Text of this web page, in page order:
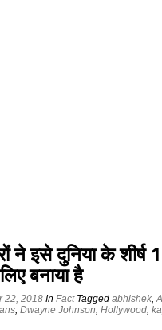
ने इसे दुनिया के
बनाया है
22, 2018 In Fact Tagged abhishek,
, Dwayne Johnson, Hollywood,